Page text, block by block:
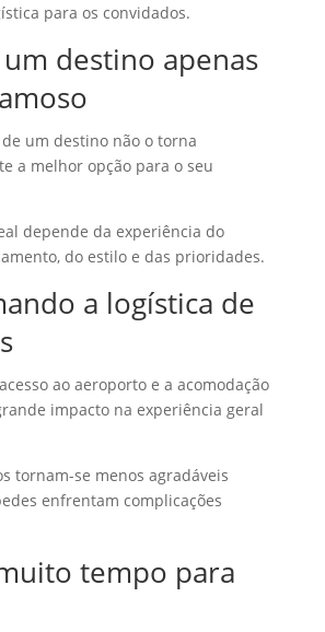
para os convidados.
destino apenas
um destino não o torna
a melhor opção para o seu
depende da experiência do
do estilo e das prioridades.
a logística de
ao aeroporto e a acomodação
impacto na experiência geral
tornam-se menos agradáveis
enfrentam complicações
tempo para